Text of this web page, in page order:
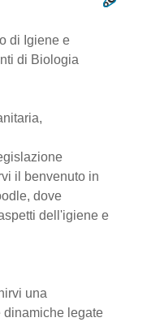
di Igiene e
di Biologia
il benvenuto in
dove
dell'igiene e
una
dinamiche legate